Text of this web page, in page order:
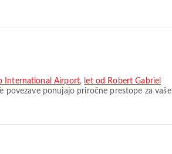
International Airport, let od Robert Gabriel
povezave ponujajo priročne prestope za vaše